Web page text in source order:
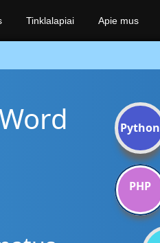
Python
PHP
Tinklalapiai Apie mus